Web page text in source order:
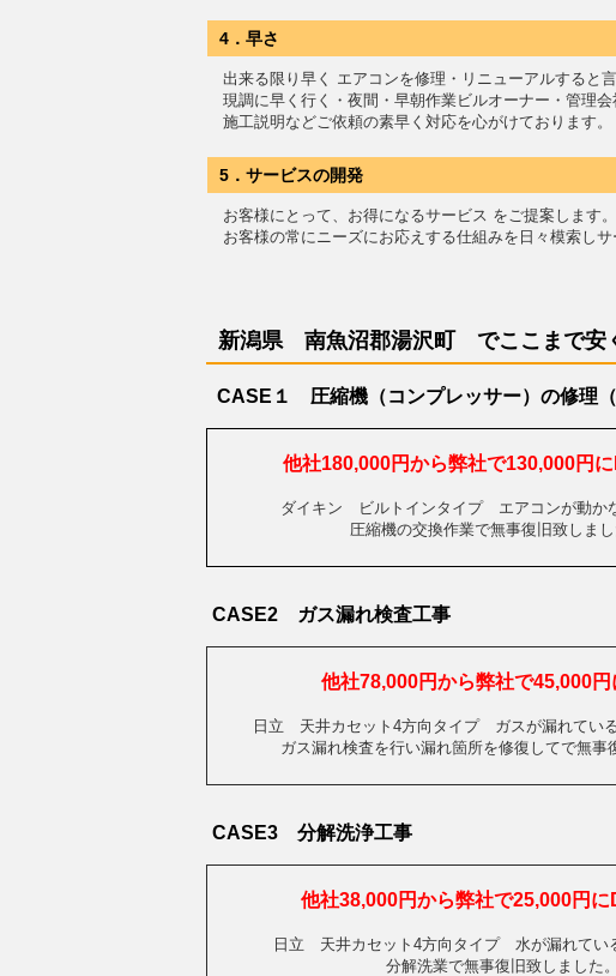
4．早さ
出来る限り早く エアコンを修理・リニューアルすると
現調に早く行く・夜間・早朝作業ビルオーナー・管理
施工説明などご依頼の素早く対応を心がけております。
5．サービスの開発
お客様にとって、お得になるサービス をご提案します。
お客様の常にニーズにお応えする仕組みを日々模索しサ
新潟県 南魚沼郡湯沢町 でここまで安
CASE１ 圧縮機（コンプレッサー）の修理
他社180,000円から弊社で130,000
ダイキン ビルトインタイプ エアコンが動かな
圧縮機の交換作業で無事復旧致しまし
CASE2 ガス漏れ検査工事
他社78,000円から弊社で45,000円
日立 天井カセット4方向タイプ ガスが漏れている
ガス漏れ検査を行い漏れ箇所を修復してで無事
CASE3 分解洗浄工事
他社38,000円から弊社で25,000円に
日立 天井カセット4方向タイプ 水が漏れ
分解洗業で無事復旧致しました。